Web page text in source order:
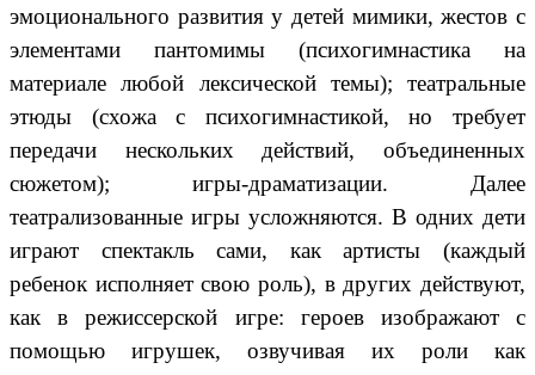
эмоционального развития у детей мимики, жестов с
элементами пантомимы (психогимнастика на
материале любой лексической темы); театральные
этюды (схожа с психогимнастикой, но требует
передачи нескольких действий, объединенных
сюжетом); игры-драматизации. Далее
театрализованные игры усложняются. В одних дети
играют спектакль сами, как артисты (каждый
ребенок исполняет свою роль), в других действуют,
как в режиссерской игре: героев изображают с
помощью игрушек, озвучивая их роли как